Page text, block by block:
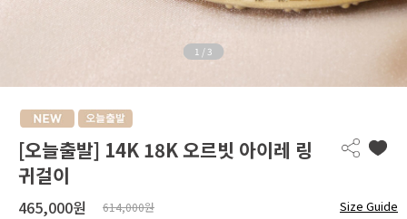
1 / 3
[오늘출발] 14K 18K 오르빗 아이레 링
귀걸이
465,000원 614,000원 Size Guide